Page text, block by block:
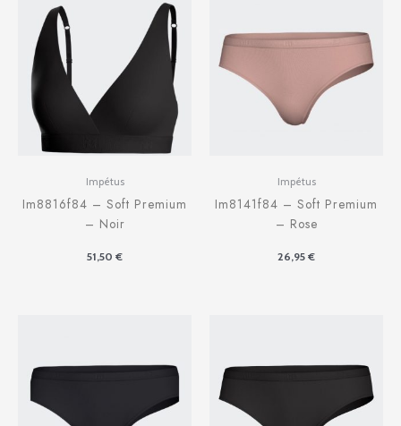
Impétus
Im8816f84 – Soft Premium
– Noir
51,50 €
Impétus
Im8141f84 – Soft Premium
– Rose
26,95 €